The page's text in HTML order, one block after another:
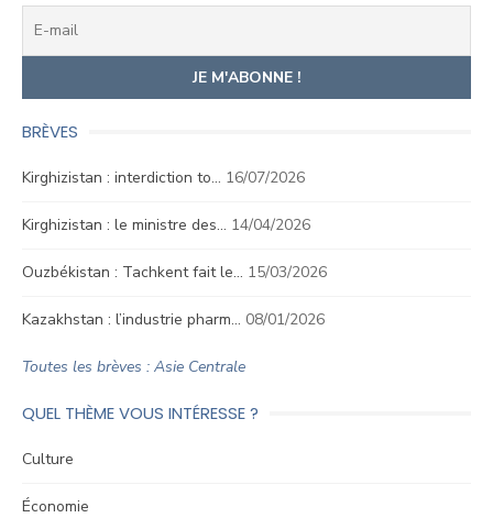
BRÈVES
Kirghizistan : interdiction to… 16/07/2026
Kirghizistan : le ministre des… 14/04/2026
Ouzbékistan : Tachkent fait le… 15/03/2026
Kazakhstan : l’industrie pharm… 08/01/2026
Toutes les brèves : Asie Centrale
QUEL THÈME VOUS INTÉRESSE ?
Culture
Économie